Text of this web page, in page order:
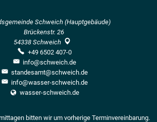
Schweich (Hauptgebäude)
Brückenstr. 26
54338 Schweich
+49 6502 407-0
info@schweich.de
standesamt@schweich.de
info@wasser-schweich.de
wasser-schweich.de
bitten wir um vorherige Terminvereinbarung.